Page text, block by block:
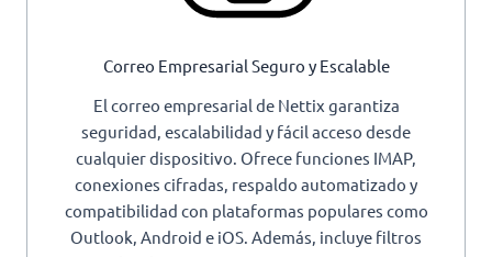
Correo Empresarial Seguro y Escalable
El correo empresarial de Nettix garantiza
seguridad, escalabilidad y fácil acceso desde
cualquier dispositivo. Ofrece funciones IMAP,
conexiones cifradas, respaldo automatizado y
compatibilidad con plataformas populares como
Outlook, Android e iOS. Además, incluye filtros